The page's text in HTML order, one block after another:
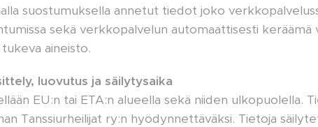
suostumuksella annetut tiedot joko
sekä verkkopalvelun automaattisesti keräämä
aineisto.
luovutus ja säilytysaika
EU:n tai ETA:n alueella sekä niiden ulkopuolella.
Tanssiurheilijat ry:n hyödynnettäväksi. Tietoja